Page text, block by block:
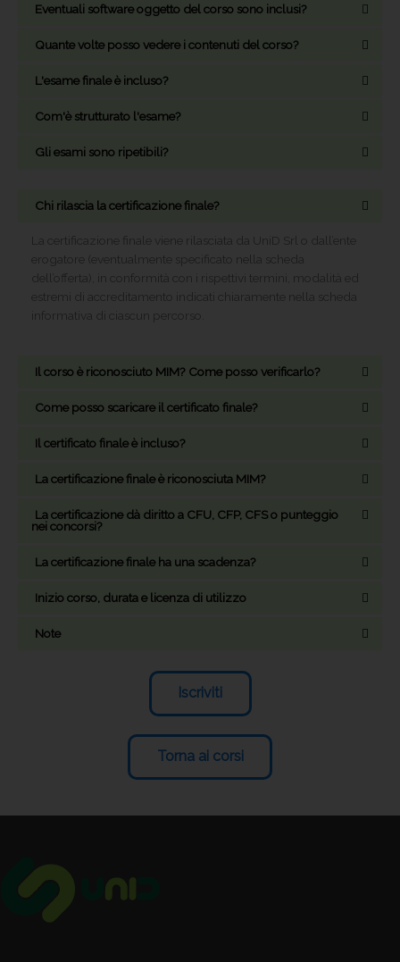
Eventuali software oggetto del corso sono inclusi?
Quante volte posso vedere i contenuti del corso?
L'esame finale è incluso?
Com'è strutturato l'esame?
Gli esami sono ripetibili?
Chi rilascia la certificazione finale?
La certificazione finale viene rilasciata da UniD Srl o dall’ente
erogatore (eventualmente specificato nella scheda
dell’offerta), in conformità con i rispettivi termini, modalità ed
estremi di accreditamento indicati chiaramente nella scheda
informativa di ciascun percorso.
Il corso è riconosciuto MIM? Come posso verificarlo?
Come posso scaricare il certificato finale?
Il certificato finale è incluso?
La certificazione finale è riconosciuta MIM?
La certificazione dà diritto a CFU, CFP, CFS o punteggio
nei concorsi?
La certificazione finale ha una scadenza?
Inizio corso, durata e licenza di utilizzo
Note
Iscriviti
Torna ai corsi